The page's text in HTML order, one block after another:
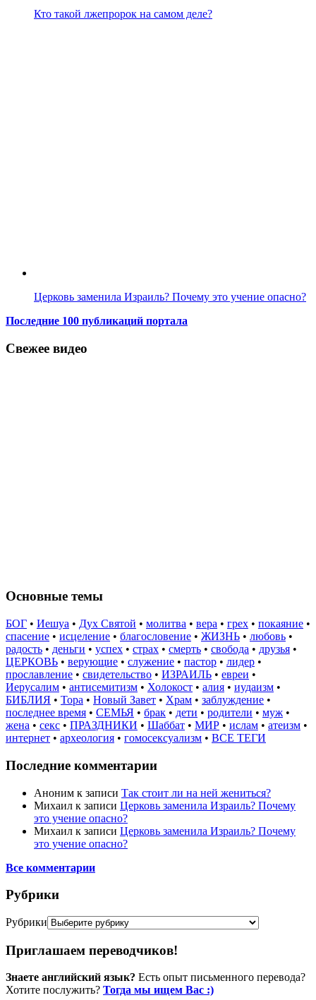
Кто такой лжепророк на самом деле?
Церковь заменила Израиль? Почему это учение опасно?
Последние 100 публикаций портала
Свежее видео
Основные темы
БОГ • Иешуа • Дух Святой • молитва • вера • грех • покаяние •
спасение • исцеление • благословение • ЖИЗНЬ • любовь •
радость • деньги • успех • страх • смерть • свобода • друзья •
ЦЕРКОВЬ • верующие • служение • пастор • лидер •
прославление • свидетельство • ИЗРАИЛЬ • евреи •
Иерусалим • антисемитизм • Холокост • алия • иудаизм •
БИБЛИЯ • Тора • Новый Завет • Храм • заблуждение •
последнее время • СЕМЬЯ • брак • дети • родители • муж •
жена • секс • ПРАЗДНИКИ • Шаббат • МИР • ислам • атеизм •
интернет • археология • гомосексуализм • ВСЕ ТЕГИ
Последние комментарии
Аноним к записи Так стоит ли на ней жениться?
Михаил к записи Церковь заменила Израиль? Почему
это учение опасно?
Михаил к записи Церковь заменила Израиль? Почему
это учение опасно?
Все комментарии
Рубрики
Рубрики
Приглашаем переводчиков!
Знаете английский язык? Есть опыт письменного перевода?
Хотите послужить? Тогда мы ищем Вас :)